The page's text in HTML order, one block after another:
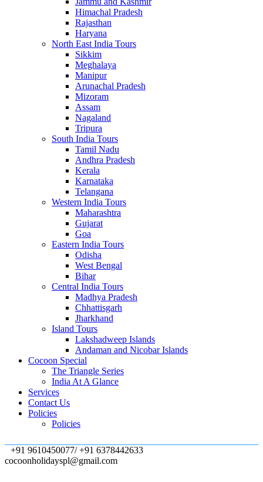
Himachal Pradesh
Rajasthan
Haryana
North East India Tours
Sikkim
Meghalaya
Manipur
Arunachal Pradesh
Mizoram
Assam
Nagaland
Tripura
South India Tours
Tamil Nadu
Andhra Pradesh
Kerala
Karnataka
Telangana
Western India Tours
Maharashtra
Gujarat
Goa
Eastern India Tours
Odisha
West Bengal
Bihar
Central India Tours
Madhya Pradesh
Chhattisgarh
Jharkhand
Island Tours
Lakshadweep Islands
Andaman and Nicobar Islands
Cocoon Special
The Triangle Series
India At A Glance
Services
Contact Us
Policies
Policies
+91 9610450077/ +91 6378442633
cocoonholidayspl@gmail.com